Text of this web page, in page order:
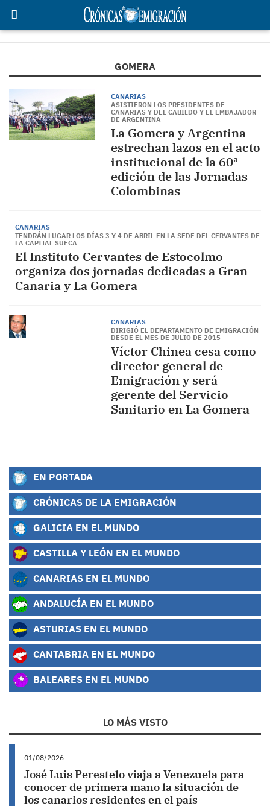
GOMERA
CANARIAS
ASISTIERON LOS PRESIDENTES DE
CANARIAS Y DEL CABILDO Y EL EMBAJADOR
DE ARGENTINA
La Gomera y Argentina
estrechan lazos en el acto
institucional de la 60ª
edición de las Jornadas
Colombinas
CANARIAS
TENDRÁN LUGAR LOS DÍAS 3 Y 4 DE ABRIL EN LA SEDE DEL CERVANTES DE
LA CAPITAL SUECA
El Instituto Cervantes de Estocolmo
organiza dos jornadas dedicadas a Gran
Canaria y La Gomera
CANARIAS
DIRIGIÓ EL DEPARTAMENTO DE EMIGRACIÓN
DESDE EL MES DE JULIO DE 2015
Víctor Chinea cesa como
director general de
Emigración y será
gerente del Servicio
Sanitario en La Gomera
EN PORTADA
CRÓNICAS DE LA EMIGRACIÓN
GALICIA EN EL MUNDO
CASTILLA Y LEÓN EN EL MUNDO
CANARIAS EN EL MUNDO
ANDALUCÍA EN EL MUNDO
ASTURIAS EN EL MUNDO
CANTABRIA EN EL MUNDO
BALEARES EN EL MUNDO
LO MÁS VISTO
01/08/2026
José Luis Perestelo viaja a Venezuela para
conocer de primera mano la situación de
los canarios residentes en el país